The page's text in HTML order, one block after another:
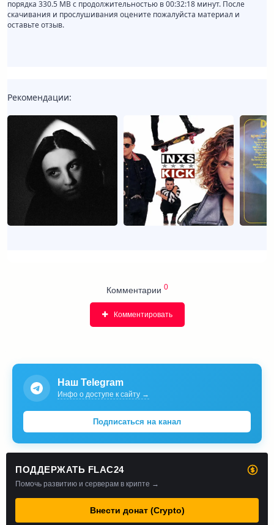
порядка 330.5 MB с продолжительностью в 00:32:18 минут. После
скачивания и прослушивания оцените пожалуйста материал и
оставьте отзыв.
Рекомендации:
Комментарии 0
Комментировать
Наш Telegram
Инфо о доступе к сайту →
Подписаться на канал
ПОДДЕРЖАТЬ FLAC24
Помочь развитию и серверам в крипте →
Внести донат (Crypto)